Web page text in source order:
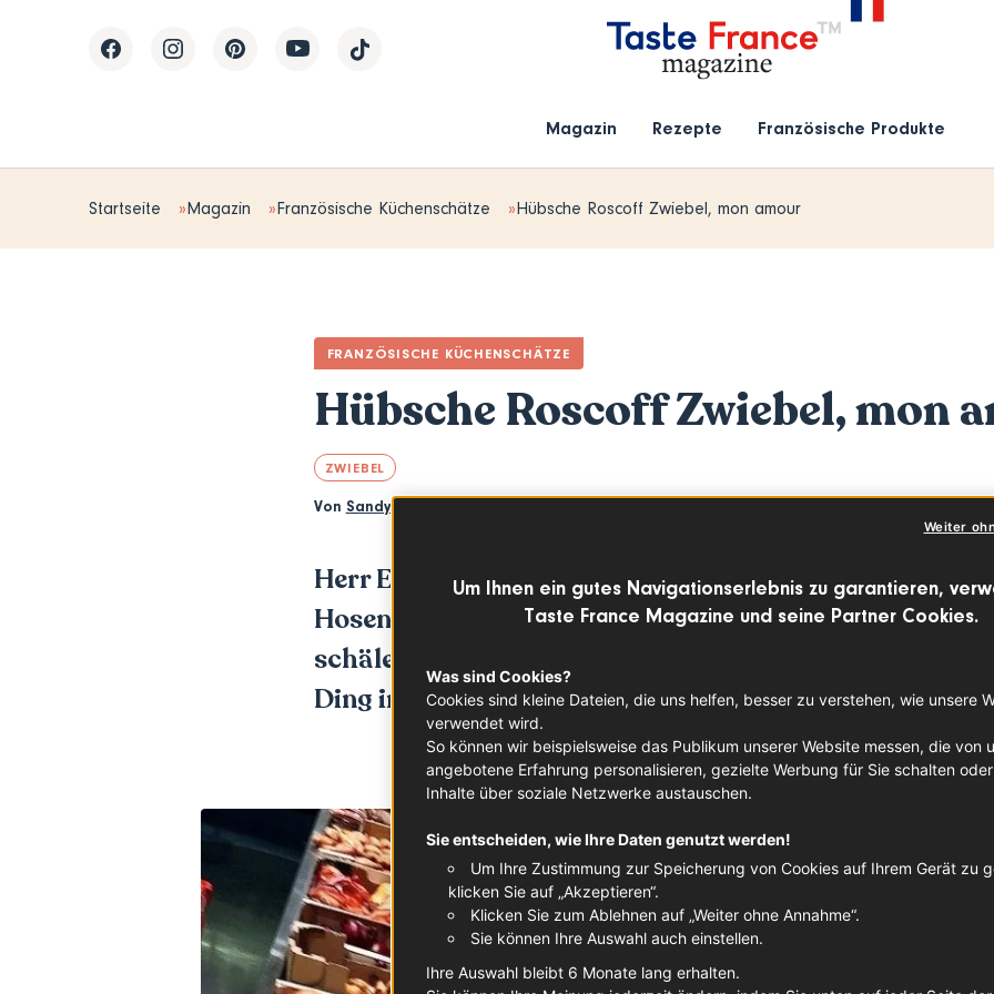
Magazin Rezepte Französische Produkte
Startseite Magazin Französische Küchenschätze Hübsche Roscoff Zwiebel, mon amour
FRANZÖSISCHE KÜCHENSCHÄTZE
Hübsche Roscoff Zwiebel, mon
ZWIEBEL
Von Sandy Neumann
Herr Engelhardt nimmt das Taschenmesser aus seiner
Hosentasche, wischt es am Hosenbein ab und fängt
schälen. Nach und nach fallen die Hüllen und er hält
Ding in der Hand.
Um Ihnen ein gutes Navigationserlebnis zu garantieren,
Taste France Magazine und seine Partner Cookies.
Was sind Cookies?
Cookies sind kleine Dateien, die uns helfen, besser zu verstehen, wie unsere
verwendet wird.
So können wir beispielsweise das Publikum unserer Website messen, die von
angebotene Erfahrung personalisieren, gezielte Werbung für Sie schalten
Inhalte über soziale Netzwerke austauschen.
Sie entscheiden, wie Ihre Daten genutzt werden!
Um Ihre Zustimmung zur Speicherung von Cookies auf Ihrem Gerät zu
klicken Sie auf „Akzeptieren“.
Klicken Sie zum Ablehnen auf „Weiter ohne Annahme“.
Sie können Ihre Auswahl auch einstellen.
Ihre Auswahl bleibt 6 Monate lang erhalten.
Weiter